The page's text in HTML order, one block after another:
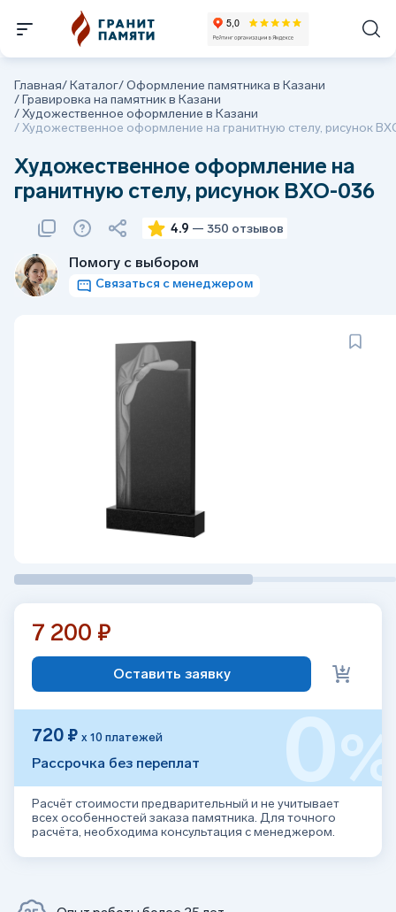
Главная/Каталог/Оформление памятника в Казани
/Гравировка на памятник в Казани
/Художественное оформление в Казани
/Художественное оформление на гранитную стелу, рисунок
Художественное оформление на
гранитную стелу, рисунок ВХО-036
4.9 — 350 отзывов
Помогу с выбором
Связаться с менеджером
7 200 ₽
Оставить заявку
720 ₽ х 10 платежей
Рассрочка без переплат 0%
Расчёт стоимости предварительный и не учитывает
всех особенностей заказа памятника. Для точного
расчёта, необходима консультация с менеджером.